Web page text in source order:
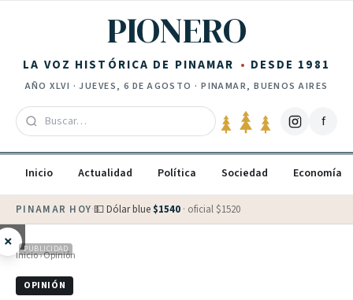
PIONERO
LA VOZ HISTÓRICA DE PINAMAR DESDE 1981
AÑOXLVI ·JUEVES, 6 DE AGOSTO · PINAMAR, BUENOS AIRES
f
Inicio Actualidad Política Sociedad Economía
PINAMAR HOY·💵 Dólar blue $1540 · oficial $1520
× PUBLICIDAD
Inicio›Opinión
OPINIÓN